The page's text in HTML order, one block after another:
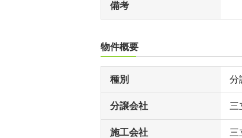
備考
物件概要
種別 分
分譲会社 三
施工会社 三